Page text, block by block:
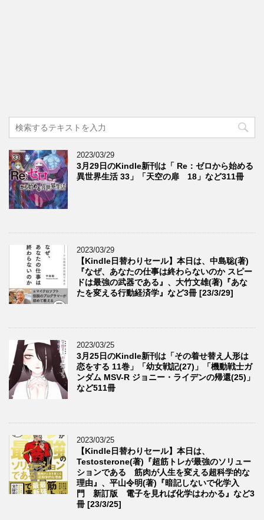
2023/03/29
3月29日のKindle新刊は「 Re：ゼロから始める
異世界生活 33」「天空の扉 18」など311冊
2023/03/29
【Kindle日替わりセール】本日は、中島聡(著)
『なぜ、あなたの仕事は終わらないのか スピー
ドは最強の武器である』、大竹文雄(著)『あな
たを変える行動経済学』など3冊 [23/3/29]
2023/03/25
3月25日のKindle新刊は「その着せ替え人形は
恋をする 11巻」「幼女戦記(27)」「機動戦士ガ
ンダム MSV-R ジョニー・ライデンの帰還(25)」
など511冊
2023/03/25
【Kindle日替わりセール】本日は、
Testosterone(著)『超筋トレが最強のソリュー
ションである 筋肉が人生を変える超科学的な
理由』、平山令明(著)『暗記しないで化学入
門 新訂版 電子を見れば化学はわかる』など3
冊 [23/3/25]